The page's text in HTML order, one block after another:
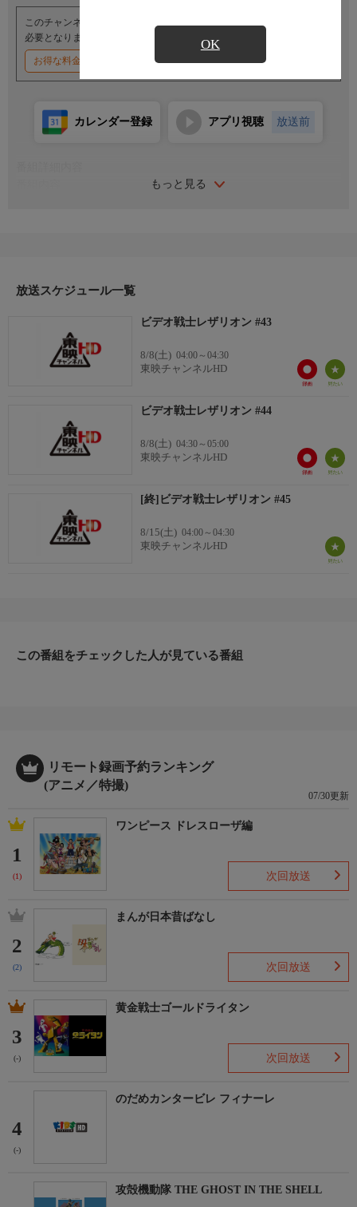
OK
このチャンネルのご視聴には、オプションチャンネル(有料)のご契約が
必要となります。
お得な料金割引キャンペーン実施中
もっと見る
カレンダー登録 アプリ視聴 放送前
務部隊シークレットフォースへ編入させられた敬と無敵の巨大ロ
放送スケジュール一覧
ビデオ戦士レザリオン #43
8/8(土) 04:00～04:30
東映チャンネルHD
ビデオ戦士レザリオン #44
8/8(土) 04:30～05:00
東映チャンネルHD
[終]ビデオ戦士レザリオン #45
8/15(土) 04:00～04:30
東映チャンネルHD
この番組をチェックした人が見ている番組
リモート録画予約ランキング
(アニメ／特撮)
07/30更新
1
(1)
ワンピース ドレスローザ編
次回放送
2
(2)
まんが日本昔ばなし
次回放送
3
(-)
黄金戦士ゴールドライタン
次回放送
4
(-)
のだめカンタービレ フィナーレ
攻殻機動隊 THE GHOST IN THE SHELL